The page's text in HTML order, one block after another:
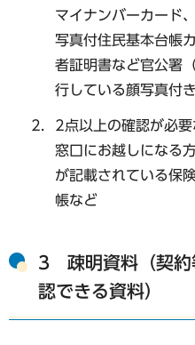
マイナンバーカード
写真付住民基本台帳
者証明書など官公署
行している顔写真付
2点以上の確認が必要
窓口にお越しになる
が記載されている保
帳など
3 疎明資料（契約
認できる資料）